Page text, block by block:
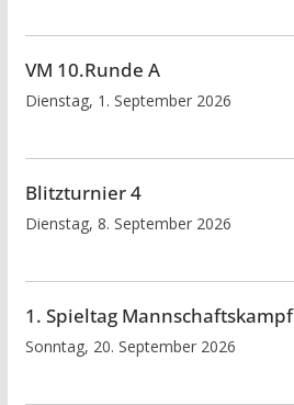
VM 10.Runde A
Dienstag, 1. September 2026
Blitzturnier 4
Dienstag, 8. September 2026
1. Spieltag Mannschaftskampf
Sonntag, 20. September 2026